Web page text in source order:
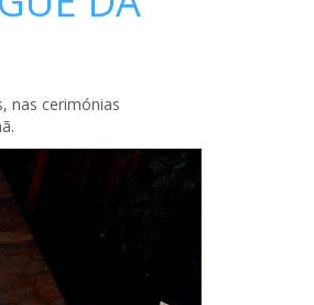
nas cerimónias